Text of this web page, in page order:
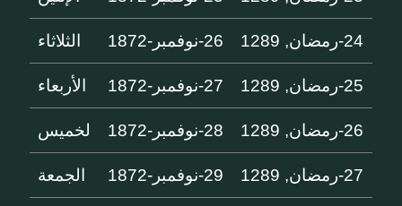
24-رمضان, 1289 26-نوفمبر-1872 الثلاثاء
25-رمضان, 1289 27-نوفمبر-1872 الأربعاء
26-رمضان, 1289 28-نوفمبر-1872 لخميس
27-رمضان, 1289 29-نوفمبر-1872 الجمعة